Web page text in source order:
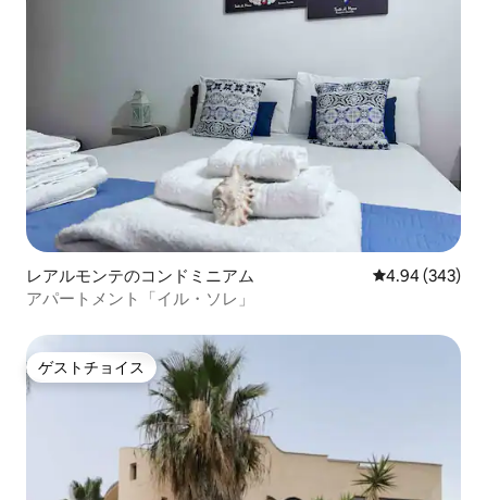
レアルモンテのコンドミニアム レビュー343
4.94 (343)
アパートメント「イル・ソレ」
ゲストチョイス
ゲストチョイス